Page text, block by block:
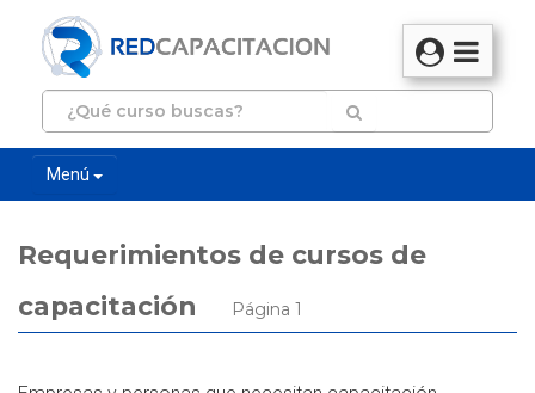
Menú
Requerimientos de cursos de
capacitación
Página 1